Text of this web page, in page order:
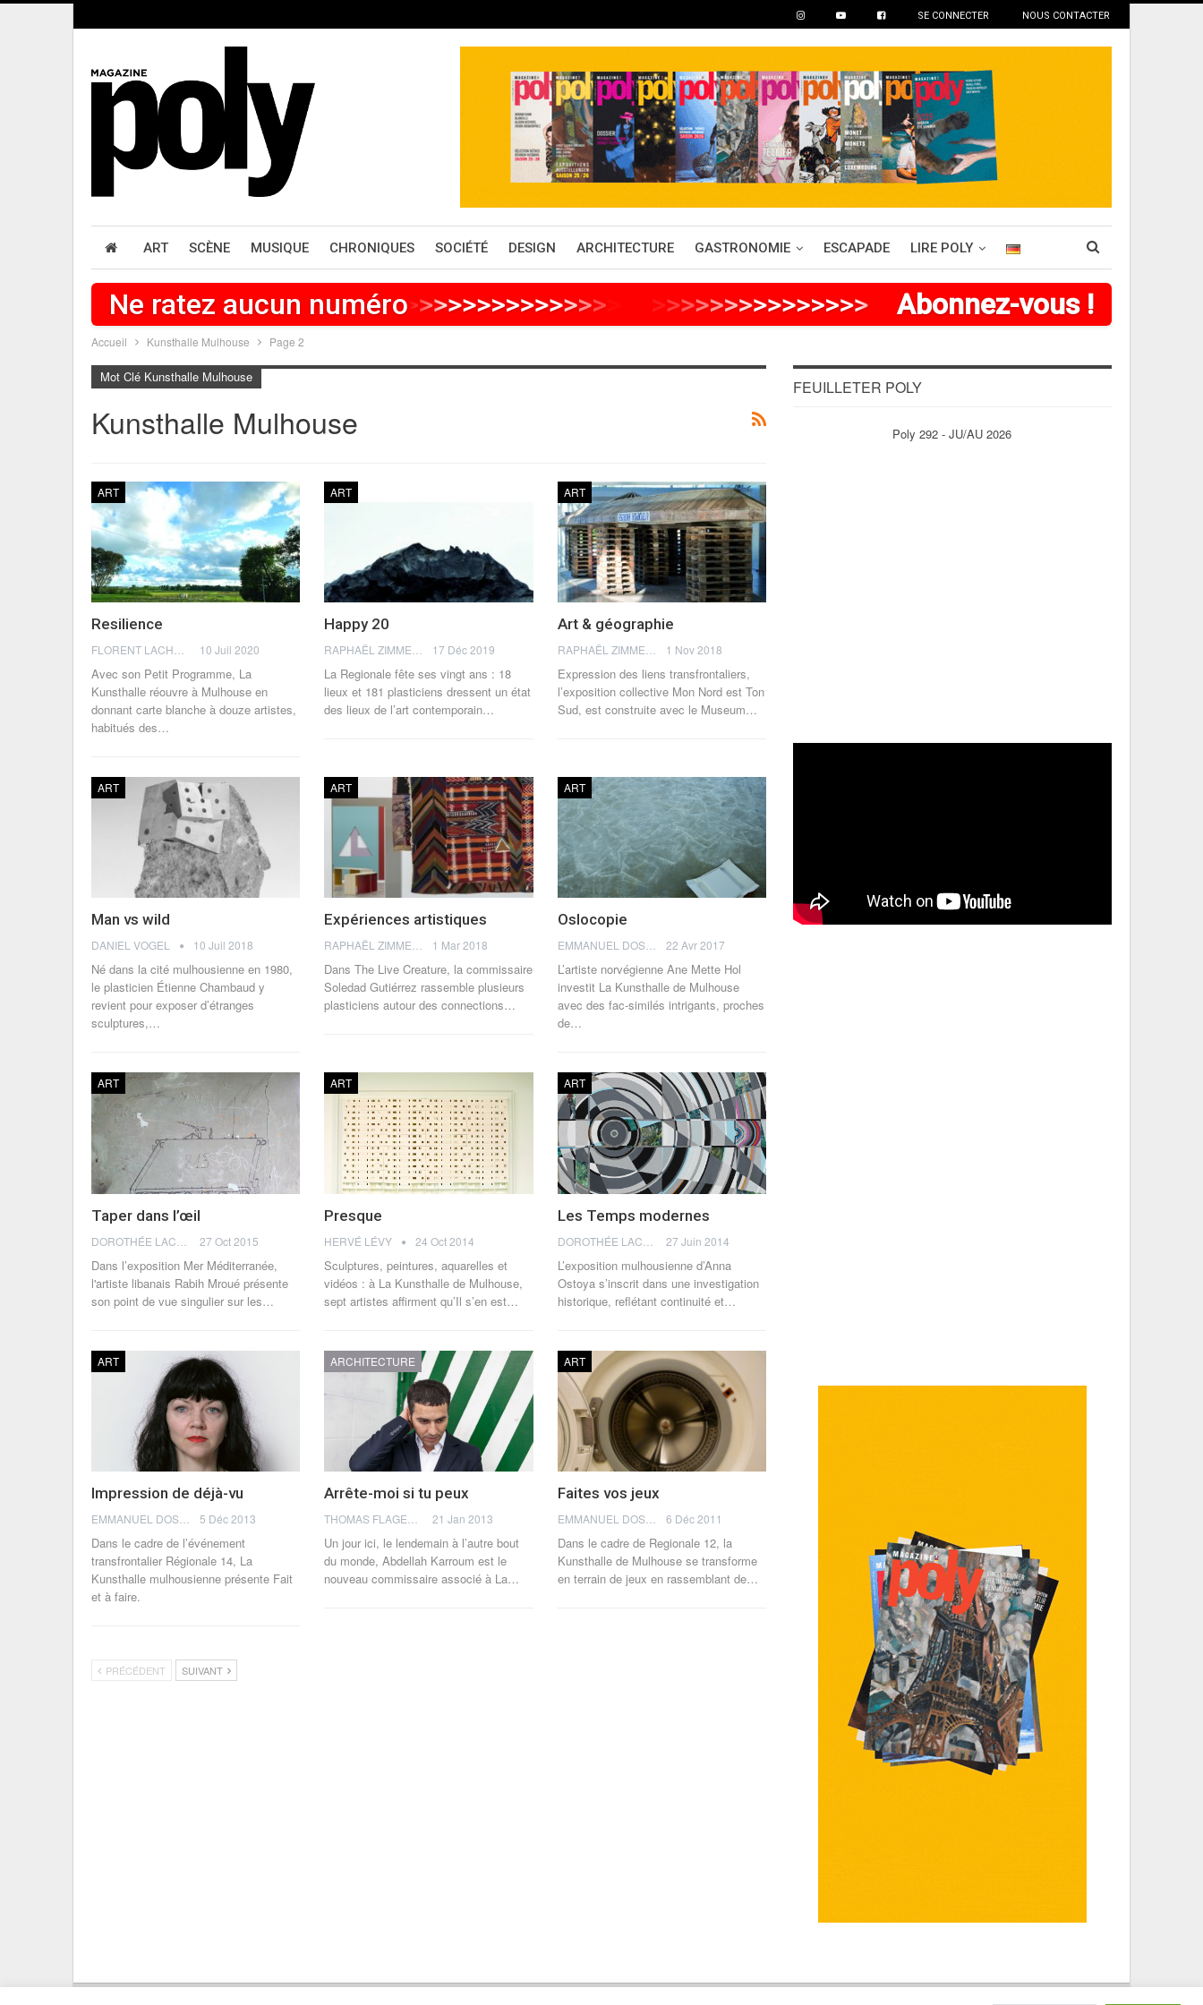
SE CONNECTER NOUS CONTACTER
ART SCÈNE MUSIQUE CHRONIQUES SOCIÉTÉ DESIGN ARCHITECTURE GASTRONOMIE ESCAPADE LIRE POLY
Ne ratez aucun numéro>>>>>>>>>>>>>> >>>>> >>>>>>>>> Abonnez-vous !
Accueil Kunsthalle Mulhouse Page 2
Mot Clé Kunsthalle Mulhouse
Kunsthalle Mulhouse
ART
Resilience
10 Juil 2020
Avec son Petit Programme, La
Kunsthalle réouvre à Mulhouse en
donnant carte blanche à douze artistes,
habitués des…
ART
Happy 20
17 Déc 2019
La Regionale fête ses vingt ans : 18
lieux et 181 plasticiens dressent un état
des lieux de l’art contemporain…
ART
Art & géographie
1 Nov 2018
Expression des liens transfrontaliers,
l’exposition collective Mon Nord est Ton
Sud, est construite avec le Museum…
ART
Man vs wild
DANIEL VOGEL 10 Juil 2018
Né dans la cité mulhousienne en 1980,
le plasticien Étienne Chambaud y
revient pour exposer d’étranges
sculptures,…
ART
Expériences artistiques
1 Mar 2018
Dans The Live Creature, la commissaire
Soledad Gutiérrez rassemble plusieurs
plasticiens autour des connections…
ART
Oslocopie
EMMANUEL DOSDA 22 Avr 2017
L’artiste norvégienne Ane Mette Hol
investit La Kunsthalle de Mulhouse
avec des fac-similés intrigants, proches
de…
ART
Taper dans l’œil
27 Oct 2015
Dans l’exposition Mer Méditerranée,
l'artiste libanais Rabih Mroué présente
son point de vue singulier sur les…
ART
Presque
HERVÉ LÉVY 24 Oct 2014
Sculptures, peintures, aquarelles et
vidéos : à La Kunsthalle de Mulhouse,
sept artistes affirment qu’Il s’en est…
ART
Les Temps modernes
27 Juin 2014
L’exposition mulhousienne d’Anna
Ostoya s’inscrit dans une investigation
historique, reflétant continuité et…
ART
Impression de déjà-vu
5 Déc 2013
Dans le cadre de l’événement
transfrontalier Régionale 14, La
Kunsthalle mulhousienne présente Fait
et à faire.
ARCHITECTURE
Arrête-moi si tu peux
21 Jan 2013
Un jour ici, le lendemain à l’autre bout
du monde, Abdellah Karroum est le
nouveau commissaire associé à La…
ART
Faites vos jeux
EMMANUEL DOSDA 6 Déc 2011
Dans le cadre de Regionale 12, la
Kunsthalle de Mulhouse se transforme
en terrain de jeux en rassemblant de…
PRÉCÉDENT SUIVANT
FEUILLETER POLY
Poly 292 - JU/AU 2026